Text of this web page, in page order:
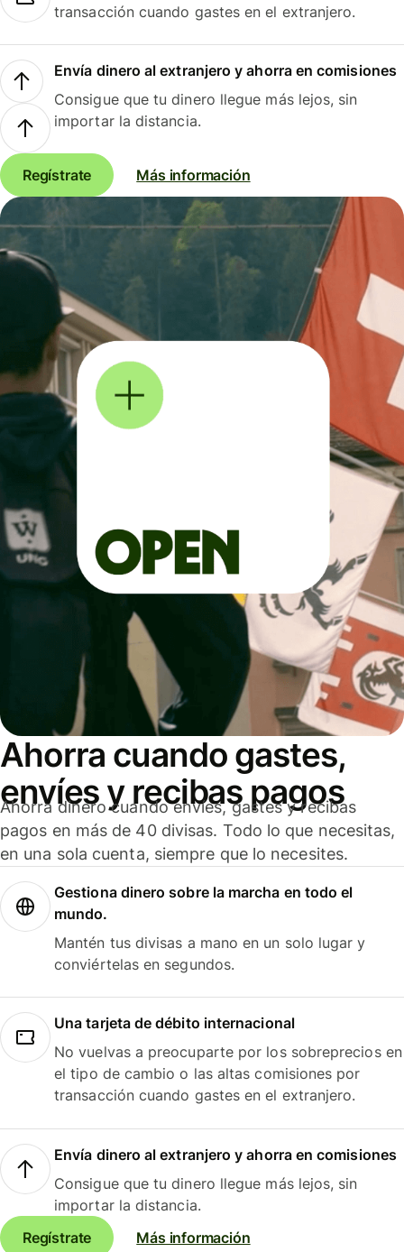
transacción cuando gastes en el extranjero.
Envía dinero al extranjero y ahorra en comisiones
Consigue que tu dinero llegue más lejos, sin
importar la distancia.
Regístrate Más información
Ahorra cuando gastes,
envíes y recibas pagos
Ahorra dinero cuando envíes, gastes y recibas
pagos en más de 40 divisas. Todo lo que necesitas,
en una sola cuenta, siempre que lo necesites.
Gestiona dinero sobre la marcha en todo el
mundo.
Mantén tus divisas a mano en un solo lugar y
conviértelas en segundos.
Una tarjeta de débito internacional
No vuelvas a preocuparte por los sobreprecios en
el tipo de cambio o las altas comisiones por
transacción cuando gastes en el extranjero.
Envía dinero al extranjero y ahorra en comisiones
Consigue que tu dinero llegue más lejos, sin
importar la distancia.
Regístrate
Más información